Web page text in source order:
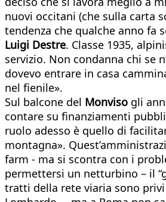
nuovi occitani (che sulla carta
tendenza che qualche anno fa
Luigi Destre. Classe 1935,
servizio. Non condanna chi se
dovevo entrare in casa
nel fienile».
Sul balcone del Monviso gli
contare su finanziamenti
ruolo adesso è quello di
montagna».
farm - ma si scontra con i
permettersi un netturbino – il
tratti della rete viaria sono